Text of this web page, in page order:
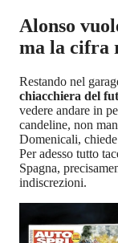
Alonso
ma la cifra
Restando nel
chiacchiera del
vedere andare in
candeline, non
Domenicali,
Per adesso tutto
Spagna,
indiscrezioni.